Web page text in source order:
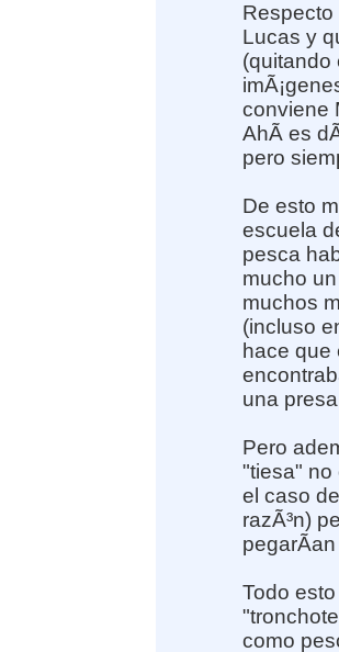
Lucas y
(quitando
conviene
AhÃ­ es
pero
De esto
escuela
pesca
mucho
muchos
(incluso
hace que
una
Pero
"tiesa" no
el caso
razÃ³n)
Todo
como